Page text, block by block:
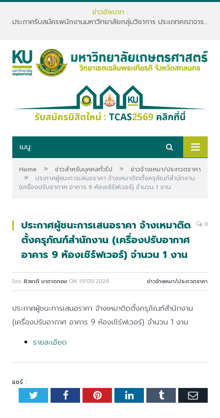
ข่าวอัพเดท :
ประกาศรับสมัครพนักงานมหาวิทยาลัยกลุ่มวิชาการ ประเภทคณาจารย์ประจำ คณะทรัพยากรธรรมชาติและอุตสาหกรรมเกษตร สังกัดภาควิชาเกษตรและทรัพยากร
เมนู:
Home » ข่าวสำหรับบุคคลทั่วไป » ข่าวจ้างเหมา/ประกวดราคา
»
ประกาศผู้ชนะการเสนอราคา จ้างเหมาติดตั้งครุภัณฑ์สำนักงาน
(เครื่องปรับอากาศ อาคาร 9 ห้องเชิร์ฟเวอร์) จำนวน 1 งาน
ประกาศผู้ชนะการเสนอราคา จ้างเหมาติด
ตั้งครุภัณฑ์สำนักงาน (เครื่องปรับอากาศ
อาคาร 9 ห้องเชิร์ฟเวอร์) จำนวน 1 งาน
0
โดย ศิวชาติ นาถาดทอง ON 15/05/2026 ข่าวจ้างเหมา/ประกวดราคา
ประกาศผู้ชนะการเสนอราคา จ้างเหมาติดตั้งครุภัณฑ์สำนักงาน
(เครื่องปรับอากาศ อาคาร 9 ห้องเชิร์ฟเวอร์) จำนวน 1 งาน
รายละเอียด
แชร์ :
TwitterFacebookPinterestLinkedInTumblr